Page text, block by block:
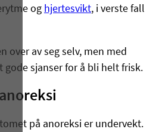
og hjertesvikt, i verste fall
over av seg selv, men med
gode sjanser for å bli helt frisk.
på anoreksi er undervekt.